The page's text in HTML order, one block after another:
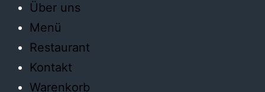
Über uns
Menü
Restaurant
Kontakt
Warenkorb